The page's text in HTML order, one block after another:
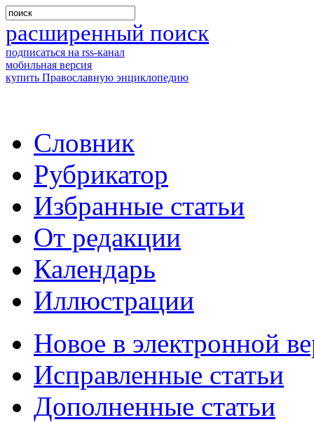
расширенный поиск
подписаться на rss-канал
мобильная версия
купить Православную энциклопедию
Словник
Рубрикатор
Избранные статьи
От редакции
Календарь
Иллюстрации
Новое в электронной
Исправленные статьи
Дополненные статьи